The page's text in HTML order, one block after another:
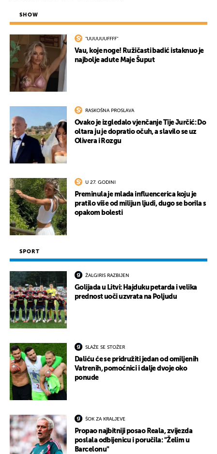
SHOW
"UUUUUUFFFF"
Vau, koje noge! Ružičasti badić istaknuo je
najbolje adute Maje Šuput
RASKOŠNA PROSLAVA
Ovako je izgledalo vjenčanje Tije Jurčić: Do
oltara ju je dopratio očuh, a slavilo se uz
Olivera i Rozgu
U 27. GODINI
Preminula je mlada influencerica koju je
pratilo više od milijun ljudi, dugo se borila s
opakom bolesti
SPORT
ŽALGIRIS RAZBIJEN
Golijada u Litvi: Hajduku petarda i velika
prednost uoči uzvrata na Poljudu
SLAŽE SE STOŽER
Daliću će se pridružiti jedan od omiljenih
Vatrenih, pomoćnici i dalje dvoje oko
ponude
ŠOK ZA KRALJEVE
Propao najbitniji posao Reala, zvijezda
poslala odbijenicu i poručila: "Želim u
Barcelonu"